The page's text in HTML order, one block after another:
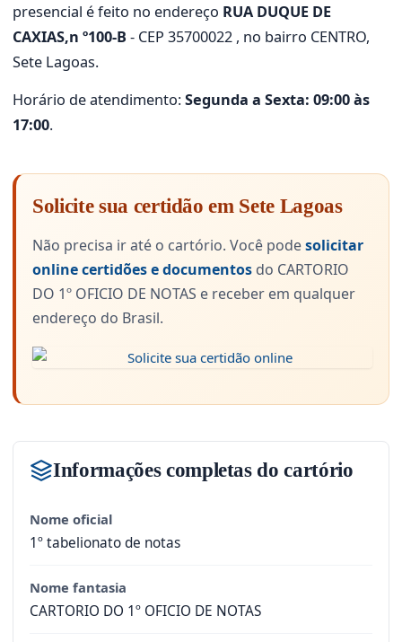
presencial é feito no endereço RUA DUQUE DE
CAXIAS,n º100-B - CEP 35700022 , no bairro CENTRO,
Sete Lagoas.
Horário de atendimento:Segunda a Sexta: 09:00 às
17:00.
Solicite sua certidão em Sete Lagoas
Não precisa ir até o cartório. Você podesolicitar
online certidões e documentos do CARTORIO
DO 1º OFICIO DE NOTAS e receber em qualquer
endereço do Brasil.
Informações completas do cartório
Nome oficial
1º tabelionato de notas
Nome fantasia
CARTORIO DO 1º OFICIO DE NOTAS